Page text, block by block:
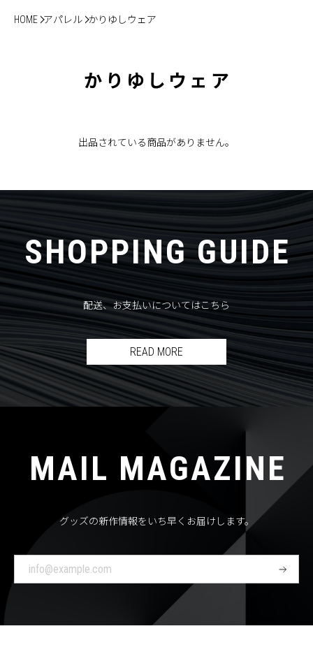
HOME アパレル かりゆしウェア
かりゆしウェア
出品されている商品がありません。
SHOPPING GUIDE
配送、お支払いについてはこちら
READ MORE
MAIL MAGAZINE
グッズの新作情報をいち早くお届けします。
登
録